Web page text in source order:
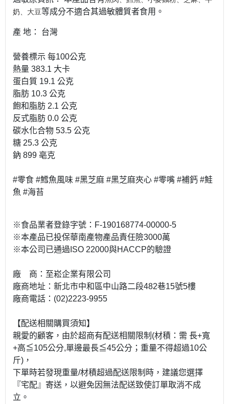
奶、大豆等成分不適合其過敏體質者食用。
產 地： 台灣
營養標示 每100公克
熱量 383.1 大卡
蛋白質 19.1 公克
脂肪 10.3 公克
飽和脂肪 2.1 公克
反式脂肪 0.0 公克
碳水化合物 53.5 公克
糖 25.3 公克
鈉 899 亳克
#零食 #鱈魚風味 #黑芝麻 #黑芝麻夾心 #零嘴 #補鈣 #鮭
魚 #海苔
※食品業者登錄字號：F-190168774-00000-5
※本產品已投保華南產物產品責任險3000萬
※本公司已通過ISO 22000與HACCP的驗證
廠 商：至崧企業有限公司
廠商地址：新北市中和區中山路二段482巷15號5樓
廠商電話：(02)2223-9955
【配送相關購買須知】
親愛的顧客，由於超商有配送相關限制(材積：需 長+寬
+高≦105公分,單邊最長≦45公分；重量不得超過10公
斤)，
下單時若發現重量/材積超過配送限制時，建議您選擇
『宅配』寄送，以避免因無法配送致使訂單取消不成
立。